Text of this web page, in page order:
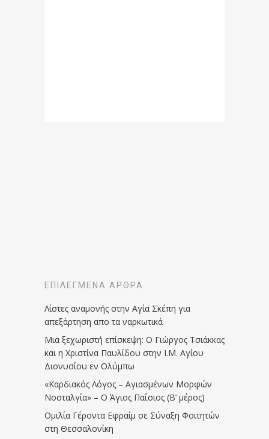
ΕΠΙΛΕΓΜΈΝΑ ΆΡΘΡΑ
Λίστες αναμονής στην Αγία Σκέπη για
απεξάρτηση απο τα ναρκωτικά
Μια ξεχωριστή επίσκεψη: Ο Γιώργος Τσιάκκας
και η Χριστίνα Παυλίδου στην Ι.Μ. Αγίου
Διονυσίου εν Ολύμπω
«Καρδιακός Λόγος – Αγιασμένων Μορφών
Νοσταλγία» – Ο Άγιος Παΐσιος (Β’ μέρος)
Ομιλία Γέροντα Εφραίμ σε Σύναξη Φοιτητών
στη Θεσσαλονίκη